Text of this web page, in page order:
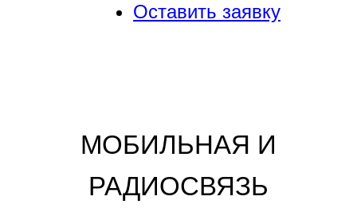
Оставить заявку
МОБИЛЬНАЯ И
РАДИОСВЯЗЬ